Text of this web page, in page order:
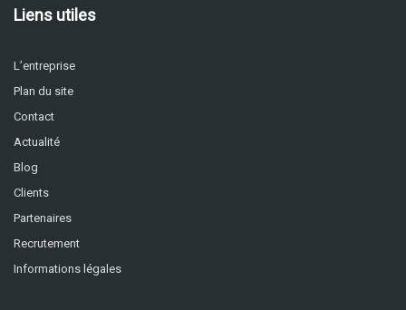
Liens utiles
L’entreprise
Plan du site
Contact
Actualité
Blog
Clients
Partenaires
Recrutement
Informations légales